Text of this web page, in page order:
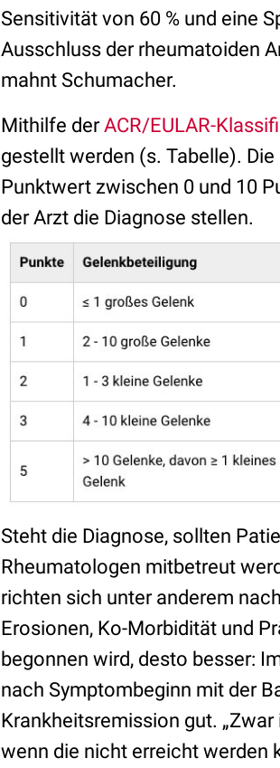
Sensitivität von 60 % und eine
Ausschluss der rheumatoiden
mahnt Schumacher.
Mithilfe derACR/EULAR-
gestellt werden (s. Tabelle).
Punktwert zwischen 0 und 10
der Arzt die Diagnose stellen.
Steht die Diagnose, sollten
Rheumatologen mitbetreut
richten sich unter anderem
Erosionen, Ko-Morbidität und
begonnen wird, desto besser:
nach Symptombeginn mit der
Krankheitsremission gut.
wenn die nicht erreicht werden